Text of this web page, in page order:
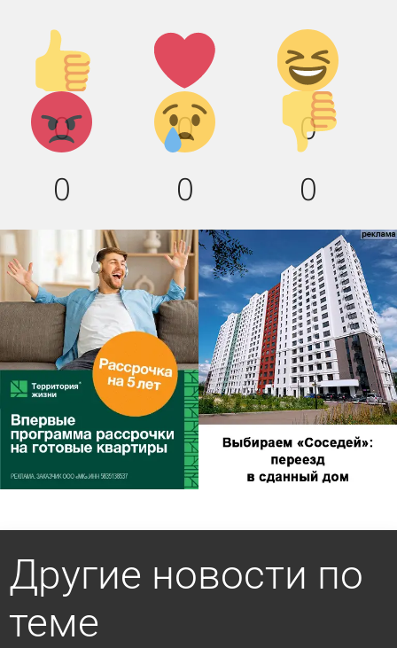
Палец
вверх!
0
Лайк!
0
Дикий
смех!
0
Агрессия!
0
Грусть :
(
0
Палец
вниз!
0
Другие новости по
теме